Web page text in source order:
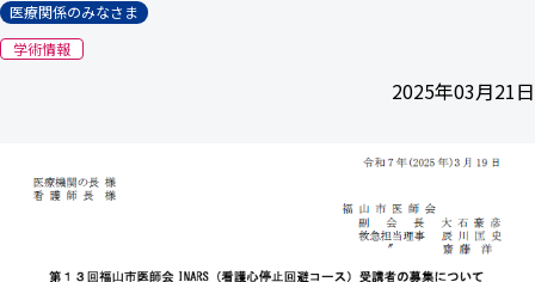
医療関係のみなさま
学術情報
2025年03月21日